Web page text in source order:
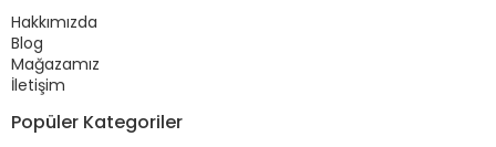
Hakkımızda
Blog
Mağazamız
İletişim
Popüler Kategoriler